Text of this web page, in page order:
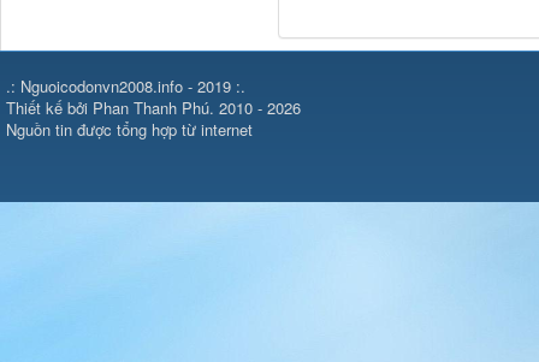
.: Nguoicodonvn2008.info - 2019 :.
Thiết kế bởi Phan Thanh Phú. 2010 - 2026
Nguồn tin được tổng hợp từ internet